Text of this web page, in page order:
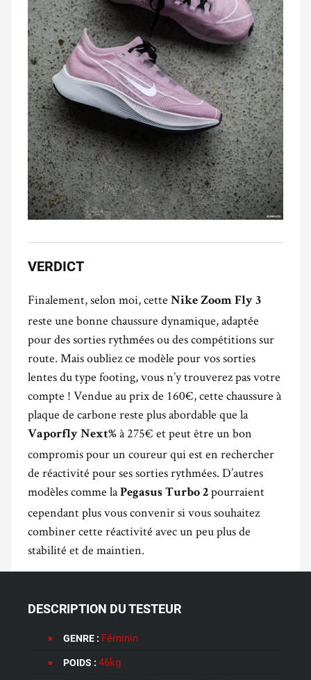
VERDICT
Finalement, selon moi, cette Nike Zoom Fly 3
reste une bonne chaussure dynamique, adaptée
pour des sorties rythmées ou des compétitions sur
route. Mais oubliez ce modèle pour vos sorties
lentes du type footing, vous n’y trouverez pas votre
compte ! Vendue au prix de 160€, cette chaussure à
plaque de carbone reste plus abordable que la
Vaporfly Next% à 275€ et peut être un bon
compromis pour un coureur qui est en rechercher
de réactivité pour ses sorties rythmées. D’autres
modèles comme laPegasus Turbo 2 pourraient
cependant plus vous convenir si vous souhaitez
combiner cette réactivité avec un peu plus de
stabilité et de maintien.
DESCRIPTION DU TESTEUR
GENRE : Féminin
POIDS : 46kg